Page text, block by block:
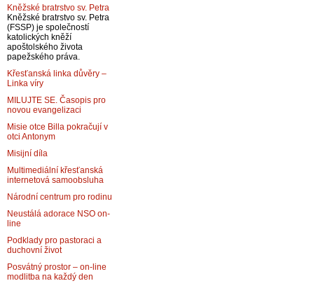
Kněžské bratrstvo sv. Petra
Kněžské bratrstvo sv. Petra
(FSSP) je společností
katolických kněží
apoštolského života
papežského práva.
Křesťanská linka důvěry –
Linka víry
MILUJTE SE. Časopis pro
novou evangelizaci
Misie otce Billa pokračují v
otci Antonym
Misijní díla
Multimediální křesťanská
internetová samoobsluha
Národní centrum pro rodinu
Neustálá adorace NSO on-
line
Podklady pro pastoraci a
duchovní život
Posvátný prostor – on-line
modlitba na každý den